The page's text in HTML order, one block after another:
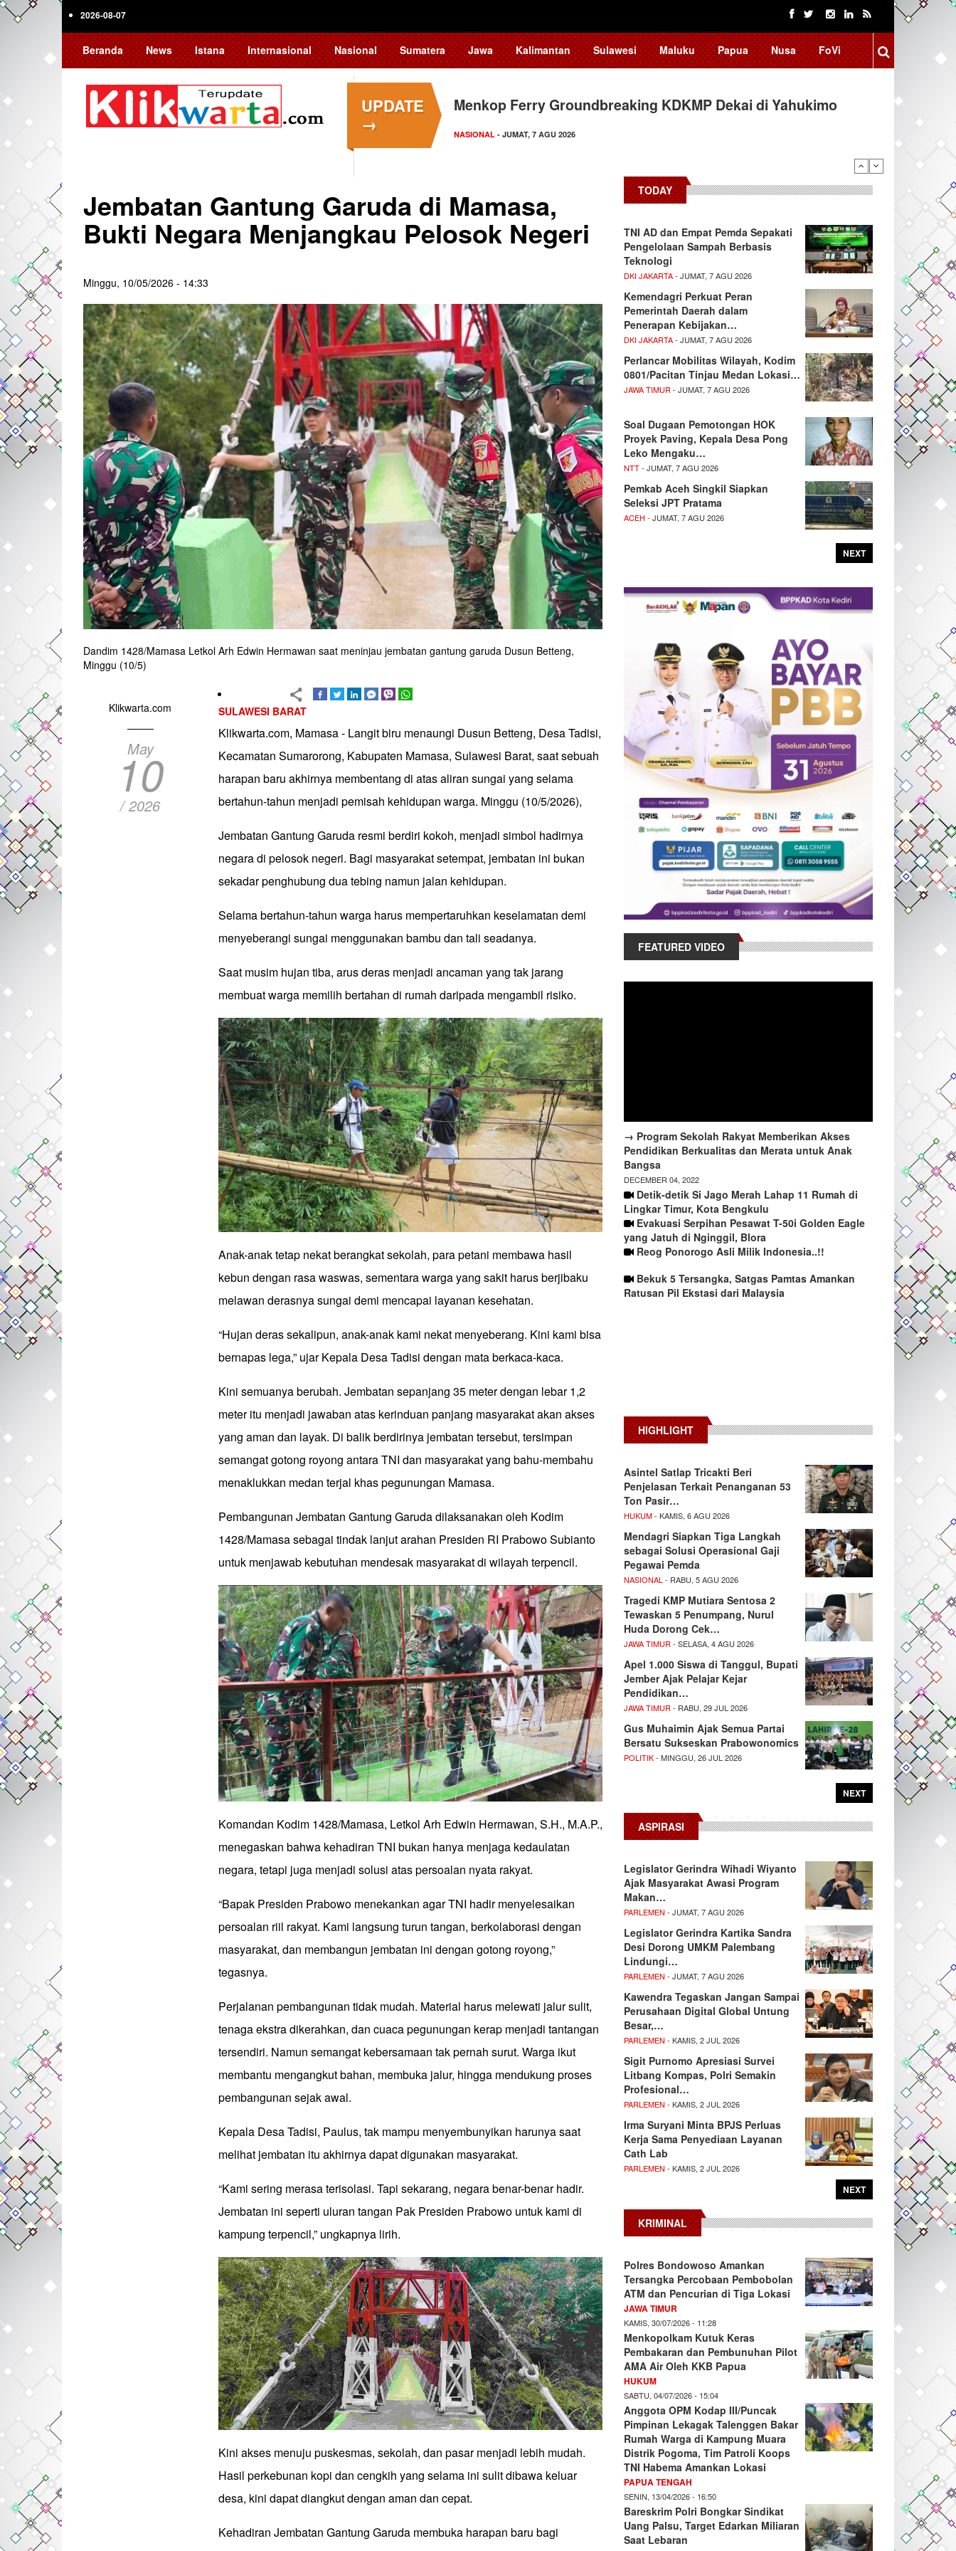
Skip
2026-08-07
Beranda News Istana Internasional Nasional Sumatera Jawa Kalimantan Sulawesi Maluku Papua Nusa FoVi
UPDATE
→
Menkop Ferry Groundbreaking KDKMP Dekai di Yahukimo
NASIONAL - JUMAT, 7 AGU 2026
Dosen Ilmu Komputer UPER Kembangkan Aplikasi Netrash,
Jembatan Gantung Garuda di Mamasa,
Bukti Negara Menjangkau Pelosok Negeri
Minggu, 10/05/2026 - 14:33
Dandim 1428/Mamasa Letkol Arh Edwin Hermawan saat meninjau jembatan gantung garuda Dusun Betteng,
Minggu (10/5)
Klikwarta.com
May
10
/ 2026
SULAWESI BARAT
Klikwarta.com, Mamasa - Langit biru menaungi Dusun Betteng, Desa Tadisi,
Kecamatan Sumarorong, Kabupaten Mamasa, Sulawesi Barat, saat sebuah
harapan baru akhirnya membentang di atas aliran sungai yang selama
bertahun-tahun menjadi pemisah kehidupan warga. Minggu (10/5/2026),
Jembatan Gantung Garuda resmi berdiri kokoh, menjadi simbol hadirnya
negara di pelosok negeri. Bagi masyarakat setempat, jembatan ini bukan
sekadar penghubung dua tebing namun jalan kehidupan.
Selama bertahun-tahun warga harus mempertaruhkan keselamatan demi
menyeberangi sungai menggunakan bambu dan tali seadanya.
Saat musim hujan tiba, arus deras menjadi ancaman yang tak jarang
membuat warga memilih bertahan di rumah daripada mengambil risiko.
Anak-anak tetap nekat berangkat sekolah, para petani membawa hasil
kebun dengan rasa waswas, sementara warga yang sakit harus berjibaku
melawan derasnya sungai demi mencapai layanan kesehatan.
“Hujan deras sekalipun, anak-anak kami nekat menyeberang. Kini kami bisa
bernapas lega,” ujar Kepala Desa Tadisi dengan mata berkaca-kaca.
Kini semuanya berubah. Jembatan sepanjang 35 meter dengan lebar 1,2
meter itu menjadi jawaban atas kerinduan panjang masyarakat akan akses
yang aman dan layak. Di balik berdirinya jembatan tersebut, tersimpan
semangat gotong royong antara TNI dan masyarakat yang bahu-membahu
menaklukkan medan terjal khas pegunungan Mamasa.
Pembangunan Jembatan Gantung Garuda dilaksanakan oleh Kodim
1428/Mamasa sebagai tindak lanjut arahan Presiden RI Prabowo Subianto
untuk menjawab kebutuhan mendesak masyarakat di wilayah terpencil.
Komandan Kodim 1428/Mamasa, Letkol Arh Edwin Hermawan, S.H., M.A.P.,
menegaskan bahwa kehadiran TNI bukan hanya menjaga kedaulatan
negara, tetapi juga menjadi solusi atas persoalan nyata rakyat.
“Bapak Presiden Prabowo menekankan agar TNI hadir menyelesaikan
persoalan riil rakyat. Kami langsung turun tangan, berkolaborasi dengan
masyarakat, dan membangun jembatan ini dengan gotong royong,”
tegasnya.
Perjalanan pembangunan tidak mudah. Material harus melewati jalur sulit,
tenaga ekstra dikerahkan, dan cuaca pegunungan kerap menjadi tantangan
tersendiri. Namun semangat kebersamaan tak pernah surut. Warga ikut
membantu mengangkut bahan, membuka jalur, hingga mendukung proses
pembangunan sejak awal.
Kepala Desa Tadisi, Paulus, tak mampu menyembunyikan harunya saat
melihat jembatan itu akhirnya dapat digunakan masyarakat.
“Kami sering merasa terisolasi. Tapi sekarang, negara benar-benar hadir.
Jembatan ini seperti uluran tangan Pak Presiden Prabowo untuk kami di
kampung terpencil,” ungkapnya lirih.
Kini akses menuju puskesmas, sekolah, dan pasar menjadi lebih mudah.
Hasil perkebunan kopi dan cengkih yang selama ini sulit dibawa keluar
desa, kini dapat diangkut dengan aman dan cepat.
Kehadiran Jembatan Gantung Garuda membuka harapan baru bagi
TODAY
TNI AD dan Empat Pemda Sepakati
Pengelolaan Sampah Berbasis
Teknologi
DKI JAKARTA- JUMAT, 7 AGU 2026
Kemendagri Perkuat Peran
Pemerintah Daerah dalam
Penerapan Kebijakan…
DKI JAKARTA- JUMAT, 7 AGU 2026
Perlancar Mobilitas Wilayah, Kodim
0801/Pacitan Tinjau Medan Lokasi…
JAWA TIMUR - JUMAT, 7 AGU 2026
​Soal Dugaan Pemotongan HOK
Proyek Paving, Kepala Desa Pong
Leko Mengaku…
NTT- JUMAT, 7 AGU 2026
Pemkab Aceh Singkil Siapkan
Seleksi JPT Pratama
ACEH - JUMAT, 7 AGU 2026
NEXT
FEATURED VIDEO
→ Program Sekolah Rakyat Memberikan Akses
Pendidikan Berkualitas dan Merata untuk Anak
Bangsa
DECEMBER 04, 2022
Detik-detik Si Jago Merah Lahap 11 Rumah di
Lingkar Timur, Kota Bengkulu
Evakuasi Serpihan Pesawat T-50i Golden Eagle
yang Jatuh di Nginggil, Blora
Reog Ponorogo Asli Milik Indonesia..!!
Bekuk 5 Tersangka, Satgas Pamtas Amankan
Ratusan Pil Ekstasi dari Malaysia
HIGHLIGHT
Asintel Satlap Tricakti Beri
Penjelasan Terkait Penanganan 53
Ton Pasir…
HUKUM- KAMIS, 6 AGU 2026
Mendagri Siapkan Tiga Langkah
sebagai Solusi Operasional Gaji
Pegawai Pemda
NASIONAL - RABU, 5 AGU 2026
Tragedi KMP Mutiara Sentosa 2
Tewaskan 5 Penumpang, Nurul
Huda Dorong Cek…
JAWA TIMUR - SELASA, 4 AGU 2026
Apel 1.000 Siswa di Tanggul, Bupati
Jember Ajak Pelajar Kejar
Pendidikan…
JAWA TIMUR - RABU, 29 JUL 2026
Gus Muhaimin Ajak Semua Partai
Bersatu Sukseskan Prabowonomics
POLITIK- MINGGU, 26 JUL 2026
NEXT
ASPIRASI
Legislator Gerindra Wihadi Wiyanto
Ajak Masyarakat Awasi Program
Makan…
PARLEMEN - JUMAT, 7 AGU 2026
Legislator Gerindra Kartika Sandra
Desi Dorong UMKM Palembang
Lindungi…
PARLEMEN - JUMAT, 7 AGU 2026
Kawendra Tegaskan Jangan Sampai
Perusahaan Digital Global Untung
Besar,…
PARLEMEN - KAMIS, 2 JUL 2026
Sigit Purnomo Apresiasi Survei
Litbang Kompas, Polri Semakin
Profesional…
PARLEMEN - KAMIS, 2 JUL 2026
Irma Suryani Minta BPJS Perluas
Kerja Sama Penyediaan Layanan
Cath Lab
PARLEMEN - KAMIS, 2 JUL 2026
NEXT
KRIMINAL
Polres Bondowoso Amankan
Tersangka Percobaan Pembobolan
ATM dan Pencurian di Tiga Lokasi
JAWA TIMUR
KAMIS, 30/07/2026 - 11:28
Menkopolkam Kutuk Keras
Pembakaran dan Pembunuhan Pilot
AMA Air Oleh KKB Papua
HUKUM
SABTU, 04/07/2026 - 15:04
Anggota OPM Kodap III/Puncak
Pimpinan Lekagak Talenggen Bakar
Rumah Warga di Kampung Muara
Distrik Pogoma, Tim Patroli Koops
TNI Habema Amankan Lokasi
PAPUA TENGAH
SENIN, 13/04/2026 - 16:50
Bareskrim Polri Bongkar Sindikat
Uang Palsu, Target Edarkan Miliaran
Saat Lebaran